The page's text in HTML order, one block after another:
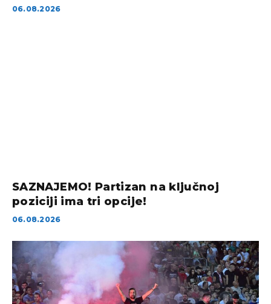
06.08.2026
SAZNAJEMO! Partizan na ključnoj
poziciji ima tri opcije!
06.08.2026